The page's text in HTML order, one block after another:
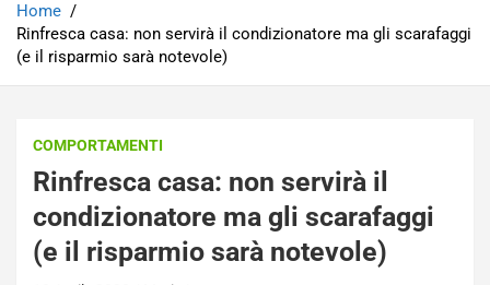
Home
Rinfresca casa: non servirà il condizionatore ma gli scarafaggi
(e il risparmio sarà notevole)
COMPORTAMENTI
Rinfresca casa: non servirà il
condizionatore ma gli scarafaggi
(e il risparmio sarà notevole)